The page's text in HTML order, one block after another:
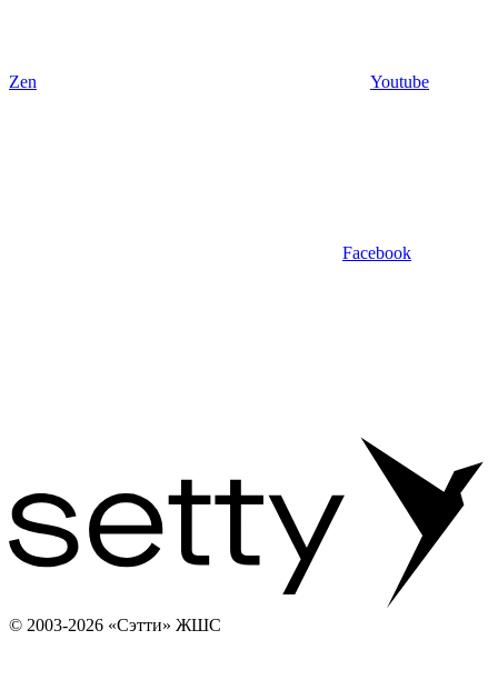
Zen Youtube
Facebook
© 2003-2026 «Сэтти» ЖШС